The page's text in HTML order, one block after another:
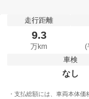
走行距離
9.3
万km (
車検
なし
支払総額には、車両本体価